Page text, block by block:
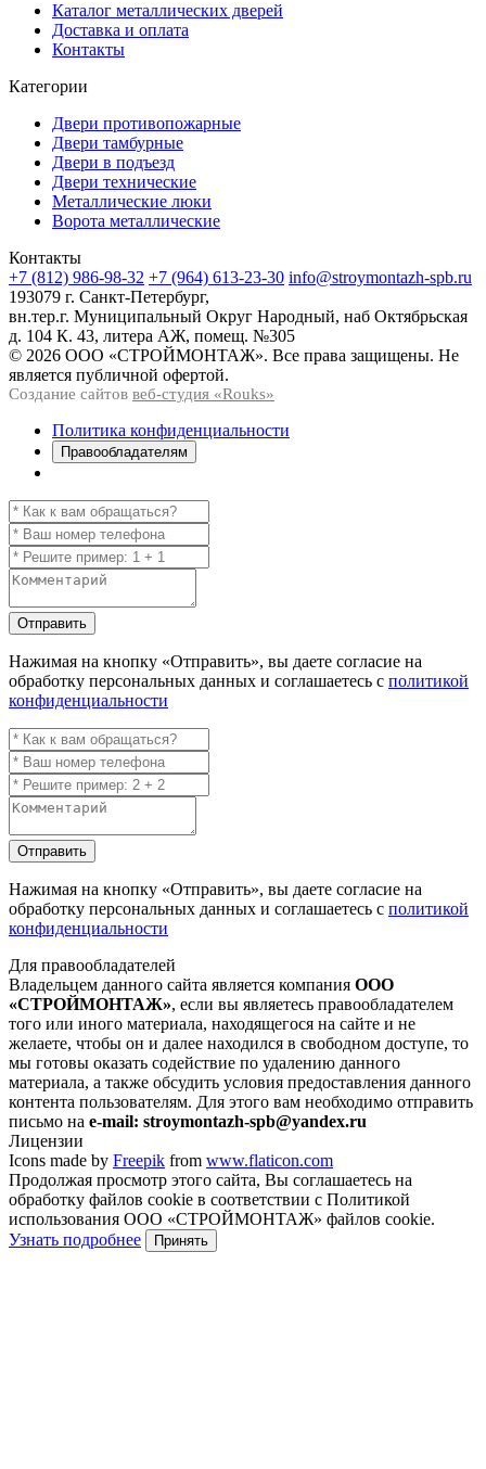
Каталог металлических дверей
Доставка и оплата
Контакты
Категории
Двери противопожарные
Двери тамбурные
Двери в подъезд
Двери технические
Металлические люки
Ворота металлические
Контакты
+7 (812) 986-98-32 +7 (964) 613-23-30 info@stroymontazh-spb.ru
193079 г. Санкт-Петербург,
вн.тер.г. Муниципальный Округ Народный, наб Октябрьская
д. 104 К. 43, литера АЖ, помещ. №305
© 2026 ООО «СТРОЙМОНТАЖ». Все права защищены. Не
является публичной офертой.
Создание сайтов веб-студия «Rouks»
Политика конфиденциальности
Правообладателям
Отправить
Нажимая на кнопку «Отправить», вы даете согласие на
обработку персональных данных и соглашаетесь с политикой
конфиденциальности
Отправить
Нажимая на кнопку «Отправить», вы даете согласие на
обработку персональных данных и соглашаетесь с политикой
конфиденциальности
Для правообладателей
Владельцем данного сайта является компания ООО
«СТРОЙМОНТАЖ», если вы являетесь правообладателем
того или иного материала, находящегося на сайте и не
желаете, чтобы он и далее находился в свободном доступе, то
мы готовы оказать содействие по удалению данного
материала, а также обсудить условия предоставления данного
контента пользователям. Для этого вам необходимо отправить
письмо на e-mail: stroymontazh-spb@yandex.ru
Лицензии
Icons made by Freepik from www.flaticon.com
Продолжая просмотр этого сайта, Вы соглашаетесь на
обработку файлов cookie в соответствии с Политикой
использования ООО «СТРОЙМОНТАЖ» файлов cookie.
Узнать подробнее
Принять